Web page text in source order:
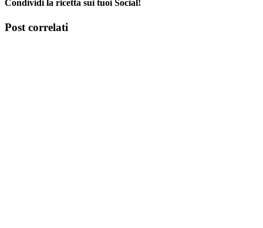
Condividi la ricetta sui tuoi Social!
Facebook
X
Tumblr
Pinterest
Post correlati